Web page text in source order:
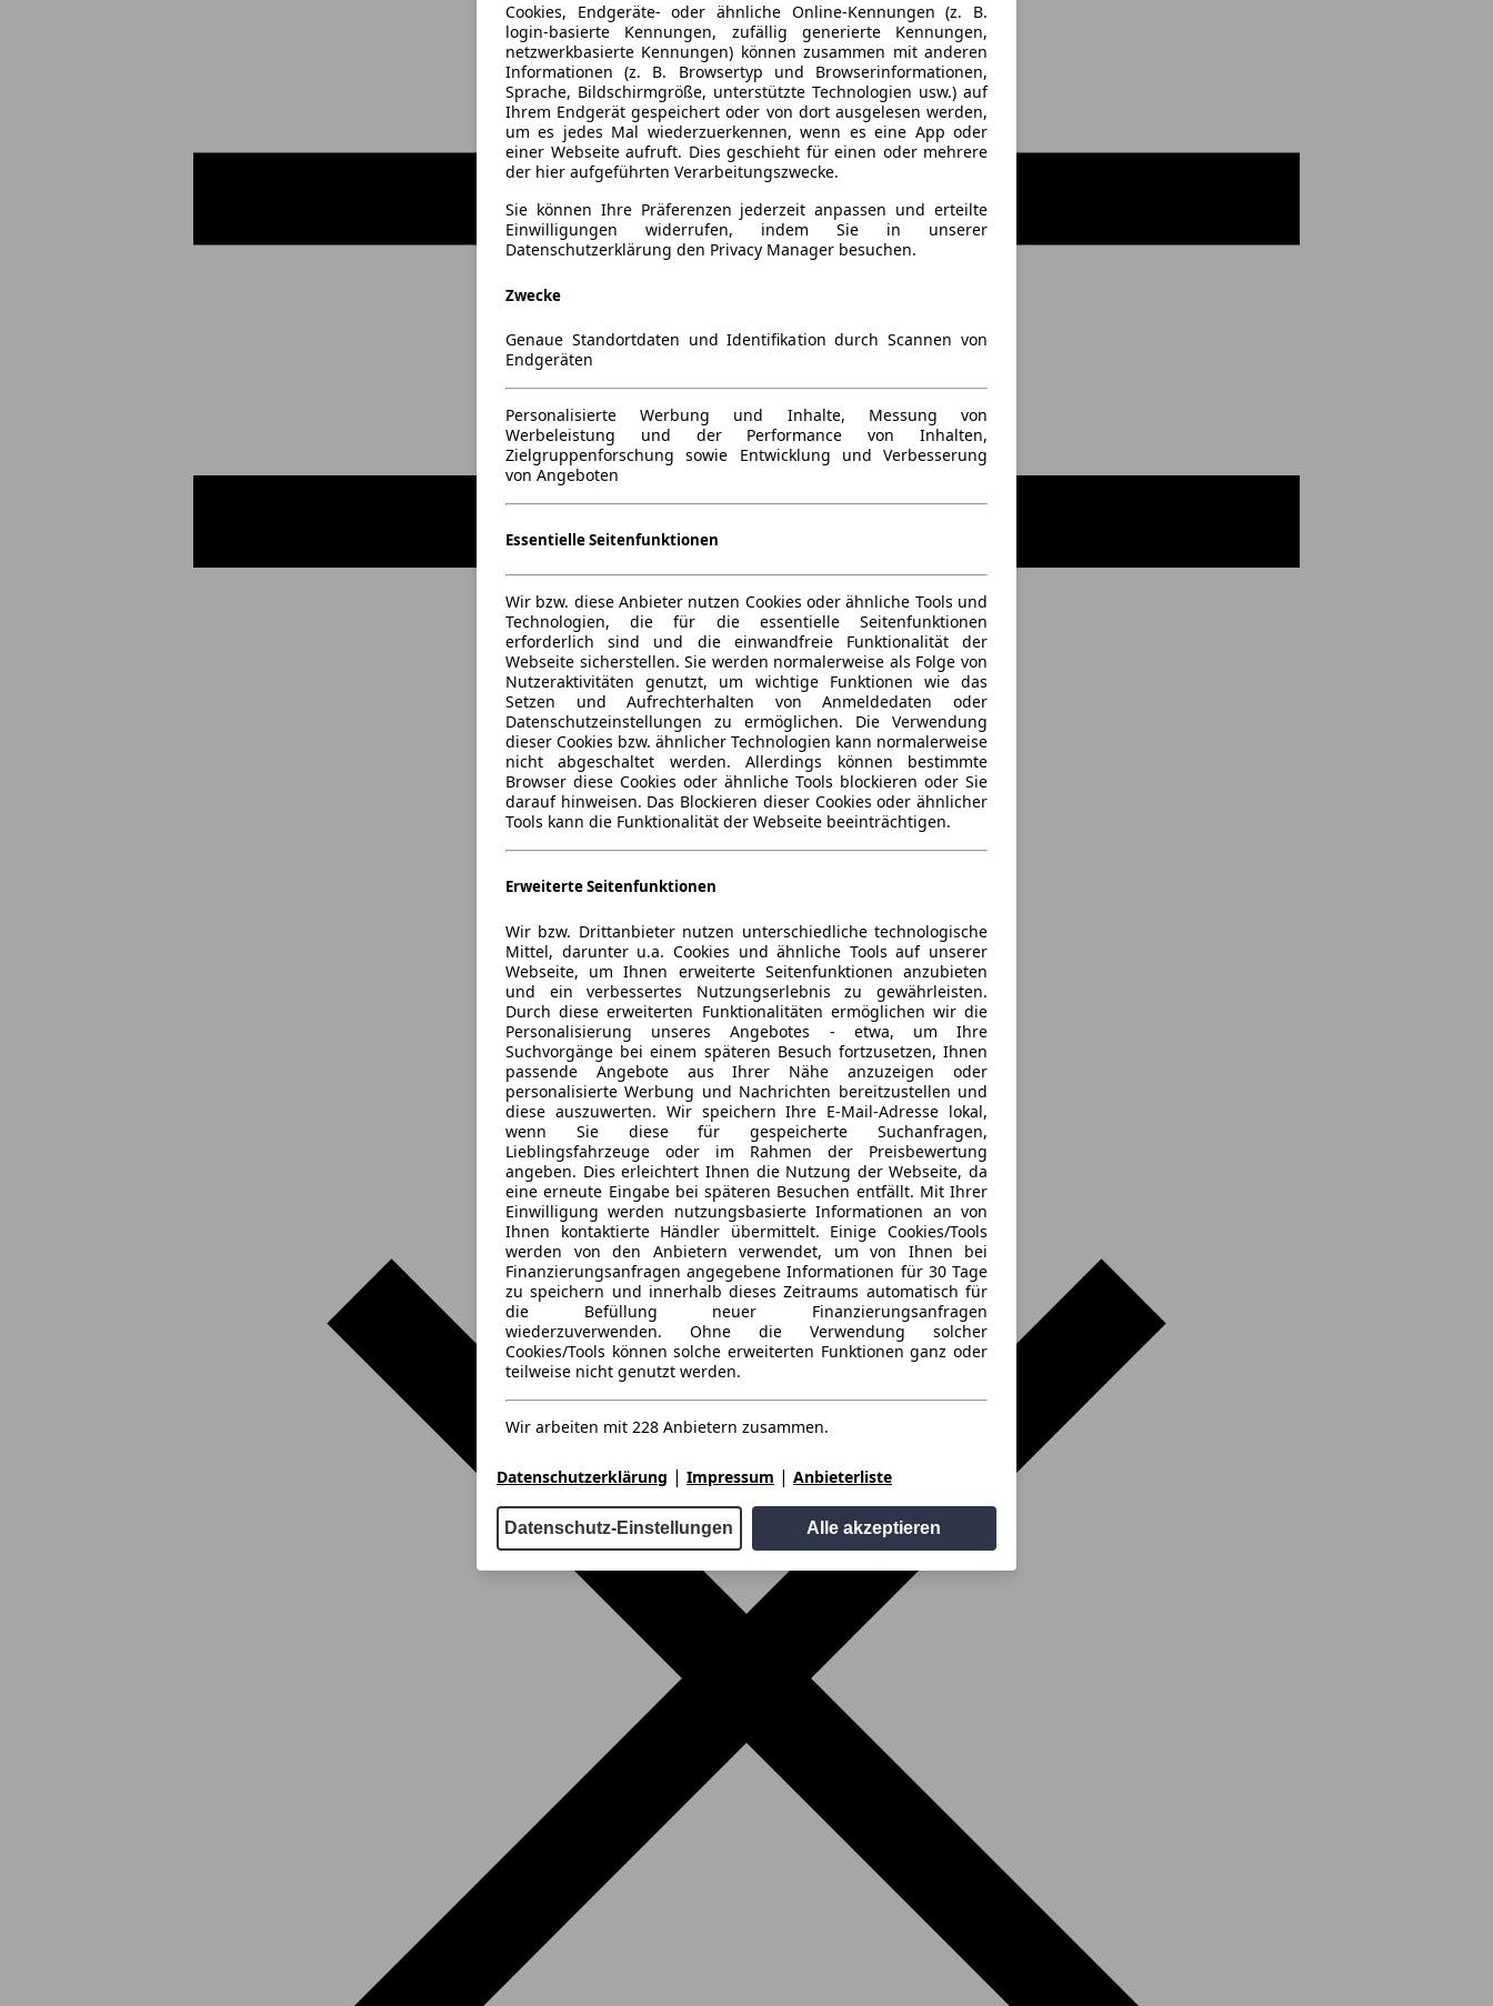
Cookies, Endgeräte- oder ähnliche Online-Kennungen (z. B.
login-basierte Kennungen, zufällig generierte Kennungen,
netzwerkbasierte Kennungen) können zusammen mit anderen
Informationen (z. B. Browsertyp und Browserinformationen,
Sprache, Bildschirmgröße, unterstützte Technologien usw.) auf
Ihrem Endgerät gespeichert oder von dort ausgelesen werden,
um es jedes Mal wiederzuerkennen, wenn es eine App oder
einer Webseite aufruft. Dies geschieht für einen oder mehrere
der hier aufgeführten Verarbeitungszwecke.
Sie können Ihre Präferenzen jederzeit anpassen und erteilte
Einwilligungen widerrufen, indem Sie in unserer
Datenschutzerklärung den Privacy Manager besuchen.
Zwecke
Genaue Standortdaten und Identifikation durch Scannen von
Endgeräten
Personalisierte Werbung und Inhalte, Messung von
Werbeleistung und der Performance von Inhalten,
Zielgruppenforschung sowie Entwicklung und Verbesserung
von Angeboten
Essentielle Seitenfunktionen
Wir bzw. diese Anbieter nutzen Cookies oder ähnliche Tools und
Technologien, die für die essentielle Seitenfunktionen
erforderlich sind und die einwandfreie Funktionalität der
Webseite sicherstellen. Sie werden normalerweise als Folge von
Nutzeraktivitäten genutzt, um wichtige Funktionen wie das
Setzen und Aufrechterhalten von Anmeldedaten oder
Datenschutzeinstellungen zu ermöglichen. Die Verwendung
dieser Cookies bzw. ähnlicher Technologien kann normalerweise
nicht abgeschaltet werden. Allerdings können bestimmte
Browser diese Cookies oder ähnliche Tools blockieren oder Sie
darauf hinweisen. Das Blockieren dieser Cookies oder ähnlicher
Tools kann die Funktionalität der Webseite beeinträchtigen.
Erweiterte Seitenfunktionen
Wir bzw. Drittanbieter nutzen unterschiedliche technologische
Mittel, darunter u.a. Cookies und ähnliche Tools auf unserer
Webseite, um Ihnen erweiterte Seitenfunktionen anzubieten
und ein verbessertes Nutzungserlebnis zu gewährleisten.
Durch diese erweiterten Funktionalitäten ermöglichen wir die
Personalisierung unseres Angebotes - etwa, um Ihre
Suchvorgänge bei einem späteren Besuch fortzusetzen, Ihnen
passende Angebote aus Ihrer Nähe anzuzeigen oder
personalisierte Werbung und Nachrichten bereitzustellen und
diese auszuwerten. Wir speichern Ihre E-Mail-Adresse lokal,
wenn Sie diese für gespeicherte Suchanfragen,
Lieblingsfahrzeuge oder im Rahmen der Preisbewertung
angeben. Dies erleichtert Ihnen die Nutzung der Webseite, da
eine erneute Eingabe bei späteren Besuchen entfällt. Mit Ihrer
Einwilligung werden nutzungsbasierte Informationen an von
Ihnen kontaktierte Händler übermittelt. Einige Cookies/Tools
werden von den Anbietern verwendet, um von Ihnen bei
Finanzierungsanfragen angegebene Informationen für 30 Tage
zu speichern und innerhalb dieses Zeitraums automatisch für
die Befüllung neuer Finanzierungsanfragen
wiederzuverwenden. Ohne die Verwendung solcher
Cookies/Tools können solche erweiterten Funktionen ganz oder
teilweise nicht genutzt werden.
Wir arbeiten mit 228 Anbietern zusammen.
Datenschutzerklärung | Impressum | Anbieterliste
Datenschutz-Einstellungen Alle akzeptieren